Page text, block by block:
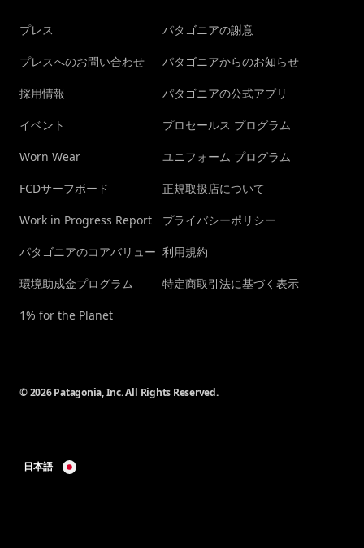
プレス
プレスへのお問い合わせ
採用情報
イベント
Worn Wear
FCDサーフボード
Work in Progress Report
パタゴニアのコアバリュー
環境助成金プログラム
1% for the Planet
パタゴニアの謝意
パタゴニアからのお知らせ
パタゴニアの公式アプリ
プロセールス プログラム
ユニフォーム プログラム
正規取扱店について
プライバシーポリシー
利用規約
特定商取引法に基づく表示
© 2026 Patagonia, Inc. All Rights Reserved.
日本語